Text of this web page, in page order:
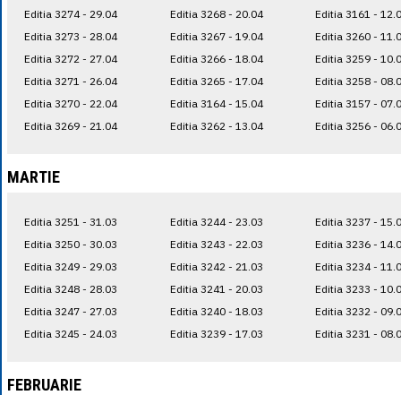
Editia 3274 - 29.04
Editia 3273 - 28.04
Editia 3272 - 27.04
Editia 3271 - 26.04
Editia 3270 - 22.04
Editia 3269 - 21.04
Editia 3268 - 20.04
Editia 3267 - 19.04
Editia 3266 - 18.04
Editia 3265 - 17.04
Editia 3164 - 15.04
Editia 3262 - 13.04
Editia 3161 -
Editia 3260 -
Editia 3259 -
Editia 3258 -
Editia 3157 -
Editia 3256 -
MARTIE
Editia 3251 - 31.03
Editia 3250 - 30.03
Editia 3249 - 29.03
Editia 3248 - 28.03
Editia 3247 - 27.03
Editia 3245 - 24.03
Editia 3244 - 23.03
Editia 3243 - 22.03
Editia 3242 - 21.03
Editia 3241 - 20.03
Editia 3240 - 18.03
Editia 3239 - 17.03
Editia 3237 -
Editia 3236 -
Editia 3234 -
Editia 3233 -
Editia 3232 -
Editia 3231 -
FEBRUARIE